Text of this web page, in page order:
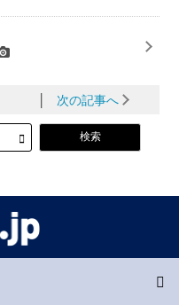
│ 次の記事へ